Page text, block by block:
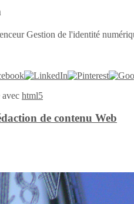
Gestion de l'identité
html5
de contenu Web